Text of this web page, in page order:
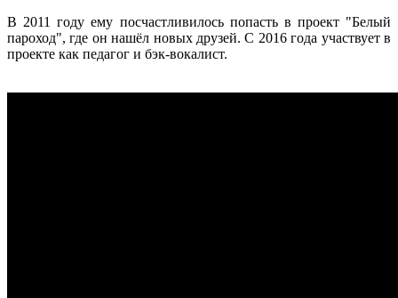
В 2011 году ему посчастливилось попасть в проект "Белый
пароход", где он нашёл новых друзей. С 2016 года участвует в
проекте как педагог и бэк-вокалист.